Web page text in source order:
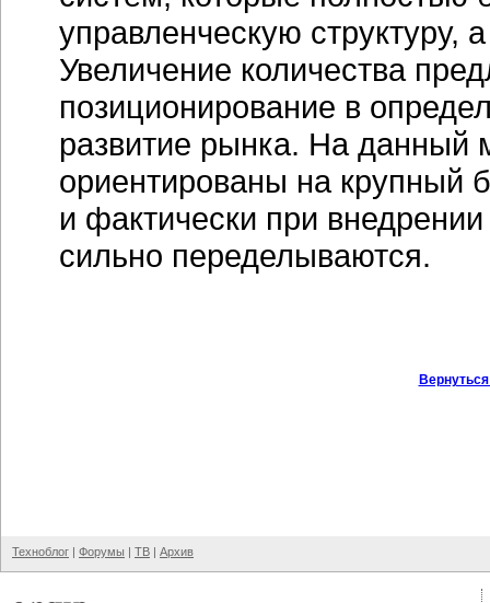
управленческую
Увеличение количества
позиционирование в
развитие рынка. На данный
ориентированы на крупный
и фактически при
сильно переделываются.
Техноблог | Форумы | ТВ | Архив